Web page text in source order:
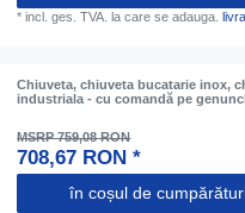
*incl. ges. TVA. la care se adauga.
Chiuveta, chiuveta bucatarie inox,
industriala - cu comandă pe
MSRP 759,08 RON
708,67 RON *
în coșul de